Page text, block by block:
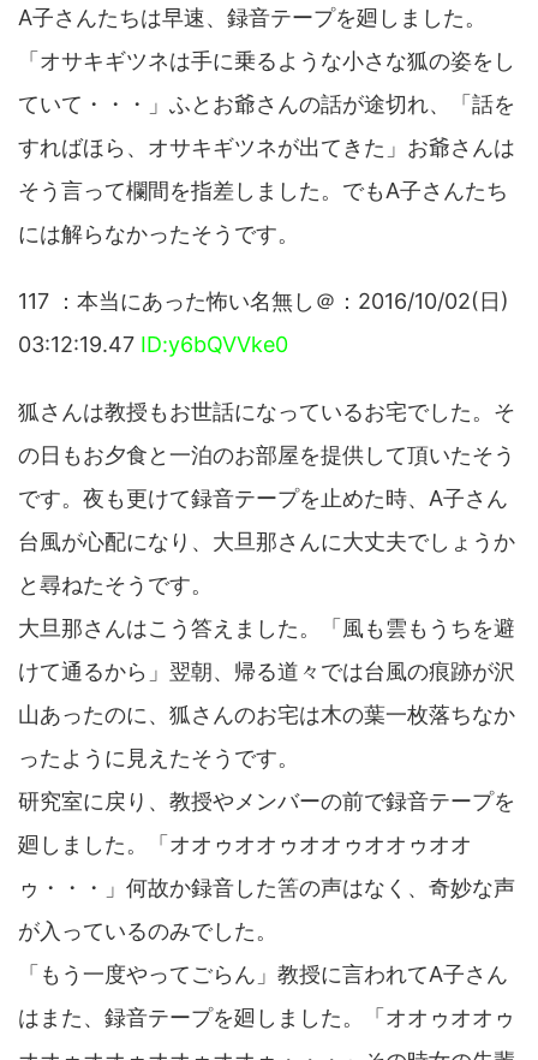
A子さんたちは早速、録音テープを廻しました。
「オサキギツネは手に乗るような小さな狐の姿をし
ていて・・・」ふとお爺さんの話が途切れ、「話を
すればほら、オサキギツネが出てきた」お爺さんは
そう言って欄間を指差しました。でもA子さんたち
には解らなかったそうです。
117 ：本当にあった怖い名無し＠：2016/10/02(日)
03:12:19.47 ID:y6bQVVke0
狐さんは教授もお世話になっているお宅でした。そ
の日もお夕食と一泊のお部屋を提供して頂いたそう
です。夜も更けて録音テープを止めた時、A子さん
台風が心配になり、大旦那さんに大丈夫でしょうか
と尋ねたそうです。
大旦那さんはこう答えました。「風も雲もうちを避
けて通るから」翌朝、帰る道々では台風の痕跡が沢
山あったのに、狐さんのお宅は木の葉一枚落ちなか
ったように見えたそうです。
研究室に戻り、教授やメンバーの前で録音テープを
廻しました。「オオゥオオゥオオゥオオゥオオ
ゥ・・・」何故か録音した筈の声はなく、奇妙な声
が入っているのみでした。
「もう一度やってごらん」教授に言われてA子さん
はまた、録音テープを廻しました。「オオゥオオゥ